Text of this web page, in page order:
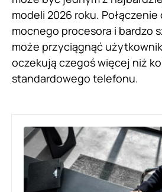
modeli 2026 roku.
mocnego procesora i bardzo
może przyciągnąć
oczekują czegoś więcej niż
standardowego telefonu.